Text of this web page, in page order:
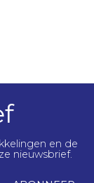
en de
nieuwsbrief.